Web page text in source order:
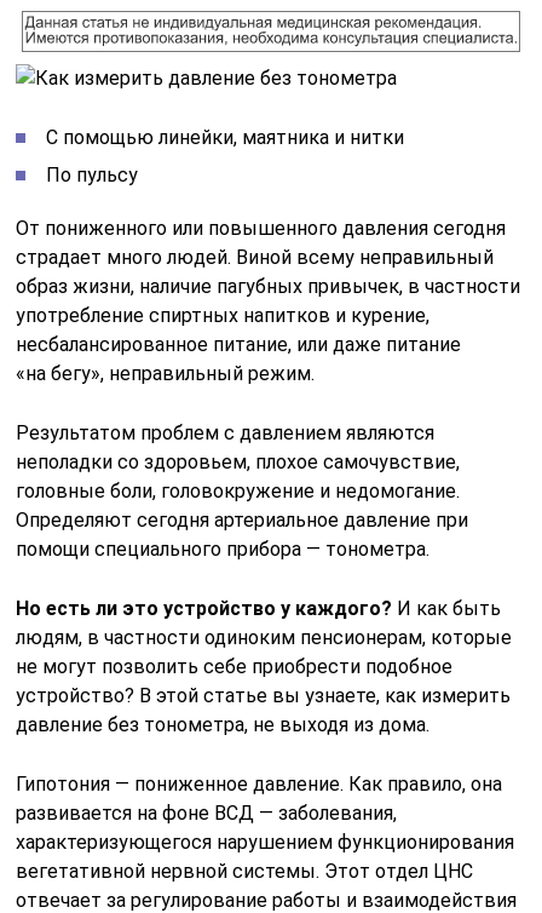
С помощью линейки, маятника и нитки
По пульсу
От пониженного или повышенного давления сегодня
страдает много людей. Виной всему неправильный
образ жизни, наличие пагубных привычек, в частности
употребление спиртных напитков и курение,
несбалансированное питание, или даже питание
«на бегу», неправильный режим.
Результатом проблем с давлением являются
неполадки со здоровьем, плохое самочувствие,
головные боли, головокружение и недомогание.
Определяют сегодня артериальное давление при
помощи специального прибора — тонометра.
Но есть ли это устройство у каждого? И как быть
людям, в частности одиноким пенсионерам, которые
не могут позволить себе приобрести подобное
устройство? В этой статье вы узнаете, как измерить
давление без тонометра, не выходя из дома.
Гипотония — пониженное давление. Как правило, она
развивается на фоне ВСД — заболевания,
характеризующегося нарушением функционирования
вегетативной нервной системы. Этот отдел ЦНС
отвечает за регулирование работы и взаимодействия